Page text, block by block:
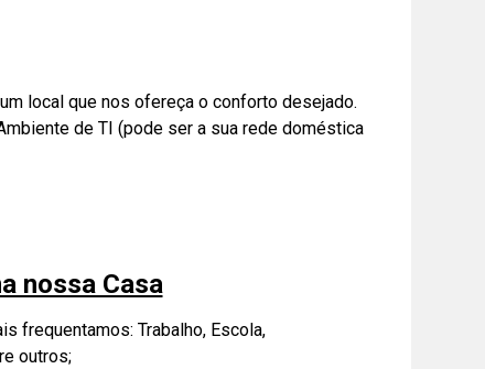
local que nos ofereça o conforto desejado.
de TI (pode ser a sua rede doméstica
nossa Casa
frequentamos: Trabalho, Escola,
outros;